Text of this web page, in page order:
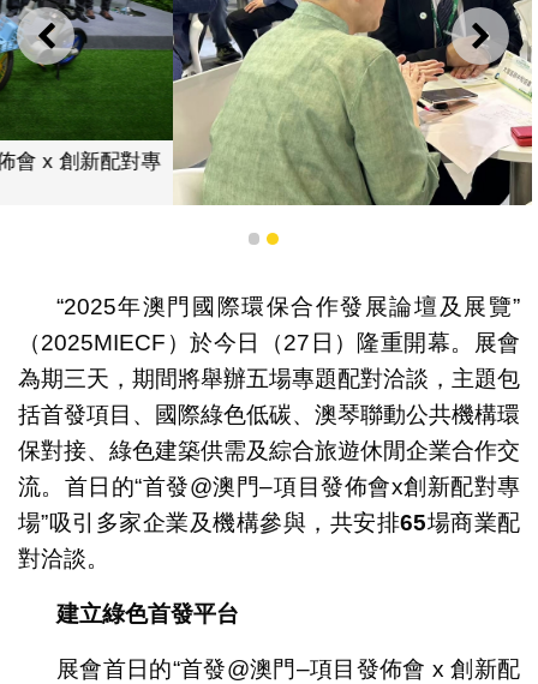
上一則 下一
“國際綠色低碳項目對接會”助力把握國際綠色商機
1 2
“2025年澳門國際環保合作發展論壇及展覽”
（2025MIECF）於今日（27日）隆重開幕。展會
為期三天，期間將舉辦五場專題配對洽談，主題包
括首發項目、國際綠色低碳、澳琴聯動公共機構環
保對接、綠色建築供需及綜合旅遊休閒企業合作交
流。首日的“首發@澳門–項目發佈會x創新配對專
場”吸引多家企業及機構參與，共安排65場商業配
對洽談。
建立綠色首發平台
展會首日的“首發@澳門–項目發佈會 x 創新配